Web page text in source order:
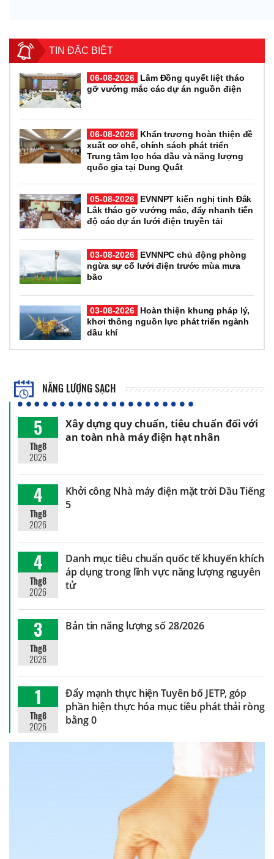
TIN ĐẶC BIỆT
06-08-2026
Lâm Đồng quyết liệt tháo
gỡ vướng mắc các dự án nguồn điện
06-08-2026
Khẩn trương hoàn thiện đề
xuất cơ chế, chính sách phát triển
Trung tâm lọc hóa dầu và năng lượng
quốc gia tại Dung Quất
05-08-2026
EVNNPT kiến nghị tỉnh Đắk
Lắk tháo gỡ vướng mắc, đẩy nhanh tiến
độ các dự án lưới điện truyền tải
03-08-2026
EVNNPC chủ động phòng
ngừa sự cố lưới điện trước mùa mưa
bão
03-08-2026
Hoàn thiện khung pháp lý,
khơi thông nguồn lực phát triển ngành
dầu khí
NĂNG LƯỢNG SẠCH
5
Thg8
2026
Xây dựng quy chuẩn, tiêu chuẩn đối với
an toàn nhà máy điện hạt nhân
4
Thg8
2026
Khởi công Nhà máy điện mặt trời Dầu Tiếng
5
4
Thg8
2026
Danh mục tiêu chuẩn quốc tế khuyến khích
áp dụng trong lĩnh vực năng lượng nguyên
tử
3
Thg8
2026
Bản tin năng lượng số 28/2026
1
Thg8
2026
Đẩy mạnh thực hiện Tuyên bố JETP, góp
phần hiện thực hóa mục tiêu phát thải ròng
bằng 0